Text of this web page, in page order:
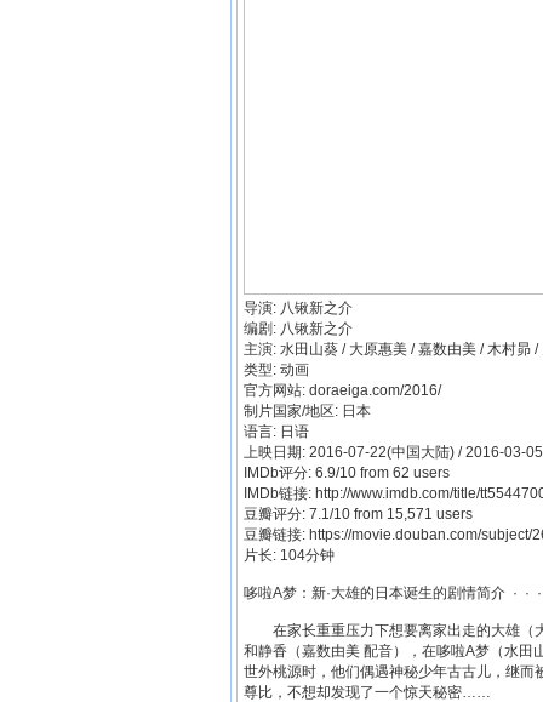
导演: 八锹新之介
编剧: 八锹新之介
主演: 水田山葵 / 大原惠美 / 嘉数由美 / 木村昴
类型: 动画
官方网站: doraeiga.com/2016/
制片国家/地区: 日本
语言: 日语
上映日期: 2016-07-22(中国大陆) / 2016-03-
IMDb评分: 6.9/10 from 62 users
IMDb链接: http://www.imdb.com/title/
豆瓣评分: 7.1/10 from 15,571 users
豆瓣链接: https://movie.douban.com/subject/
片长: 104分钟
哆啦A梦：新·大雄的日本诞生的剧情简介 · ·
在家长重重压力下想要离家出走的大雄（
和静香（嘉数由美 配音），在哆啦A梦（水田
世外桃源时，他们偶遇神秘少年古古儿，继
尊比，不想却发现了一个惊天秘密……